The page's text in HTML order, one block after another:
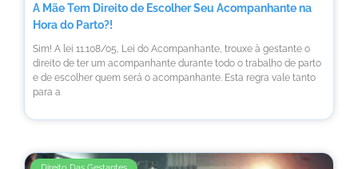
A Mãe Tem Direito de Escolher Seu Acompanhante na
Hora do Parto?!
Sim! A lei 11.108/05, Lei do Acompanhante, trouxe à gestante o
direito de ter um acompanhante durante todo o trabalho de parto
e de escolher quem será o acompanhante. Esta regra vale tanto
para a